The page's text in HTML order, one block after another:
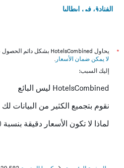
الفنادق في إيطاليا
*
يحاول HotelsCombined بشكل دائم الحصول على الأسعار الدقيقة، ولكن
لا يمكن ضمان الأسعار .
إليك السبب:
HotelsCombined ليس البائع
نقوم بتجميع الكثير من البيانات لك
لماذا لا تكون الأسعار دقيقة بنسبة 100٪؟